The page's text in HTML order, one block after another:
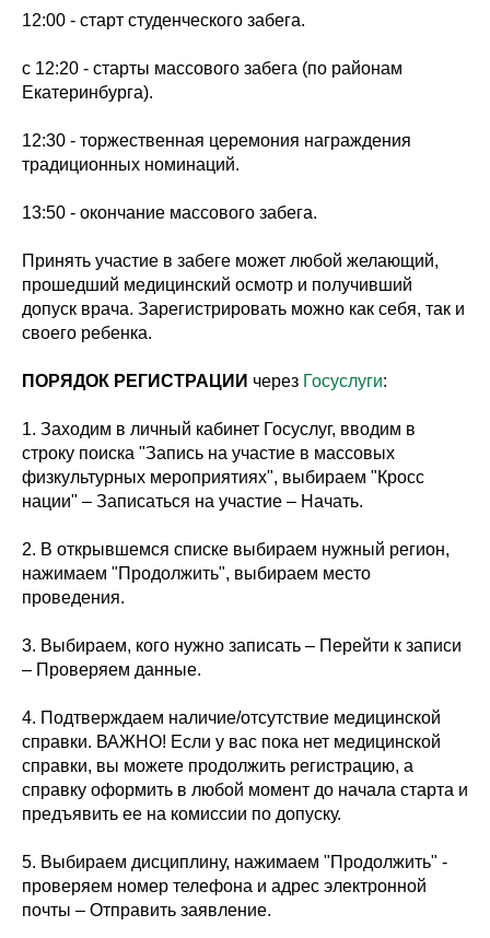
12:00 - старт студенческого забега.
с 12:20 - старты массового забега (по районам
Екатеринбурга).
12:30 - торжественная церемония награждения
традиционных номинаций.
13:50 - окончание массового забега.
Принять участие в забеге может любой желающий,
прошедший медицинский осмотр и получивший
допуск врача. Зарегистрировать можно как себя, так и
своего ребенка.
ПОРЯДОК РЕГИСТРАЦИИ через Госуслуги:
1. Заходим в личный кабинет Госуслуг, вводим в
строку поиска "Запись на участие в массовых
физкультурных мероприятиях", выбираем "Кросс
нации" – Записаться на участие – Начать.
2. В открывшемся списке выбираем нужный регион,
нажимаем "Продолжить", выбираем место
проведения.
3. Выбираем, кого нужно записать – Перейти к записи
– Проверяем данные.
4. Подтверждаем наличие/отсутствие медицинской
справки. ВАЖНО! Если у вас пока нет медицинской
справки, вы можете продолжить регистрацию, а
справку оформить в любой момент до начала старта и
предъявить ее на комиссии по допуску.
5. Выбираем дисциплину, нажимаем "Продолжить" -
проверяем номер телефона и адрес электронной
почты – Отправить заявление.